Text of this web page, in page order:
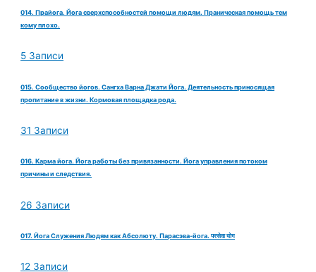
014. Прайога. Йога сверхспособностей помощи людям. Праническая помощь тем
кому плохо.
5 Записи
015. Сообщество йогов. Сангха Варна Джати Йога. Деятельность приносящая
пропитание в жизни. Кормовая площадка рода.
31 Записи
016. Карма йога. Йога работы без привязанности. Йога управления потоком
причины и следствия.
26 Записи
017. Йога Служения Людям как Абсолюту. Парасэва-йога. परसेवा योग
12 Записи